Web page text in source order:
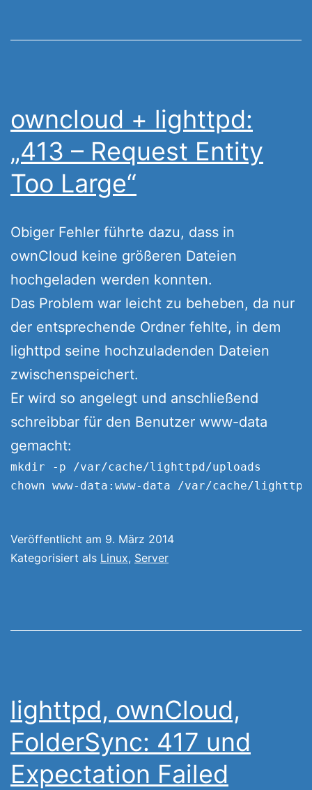
owncloud + lighttpd:
„413 – Request Entity
Too Large“
Obiger Fehler führte dazu, dass in
ownCloud keine größeren Dateien
hochgeladen werden konnten.
Das Problem war leicht zu beheben, da nur
der entsprechende Ordner fehlte, in dem
lighttpd seine hochzuladenden Dateien
zwischenspeichert.
Er wird so angelegt und anschließend
schreibbar für den Benutzer www-data
gemacht:
mkdir -p /var/cache/lighttpd/uploads
chown www-data:www-data /var/cache/
Veröffentlicht am 9. März 2014
Kategorisiert als Linux, Server
lighttpd, ownCloud,
FolderSync: 417 und
Expectation Failed